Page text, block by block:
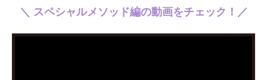
＼ スペシャルメソッド編の動画をチェック！／